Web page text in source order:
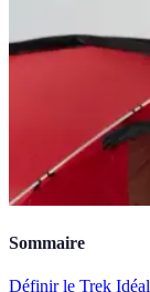
Sommaire
Définir le Trek Idéal